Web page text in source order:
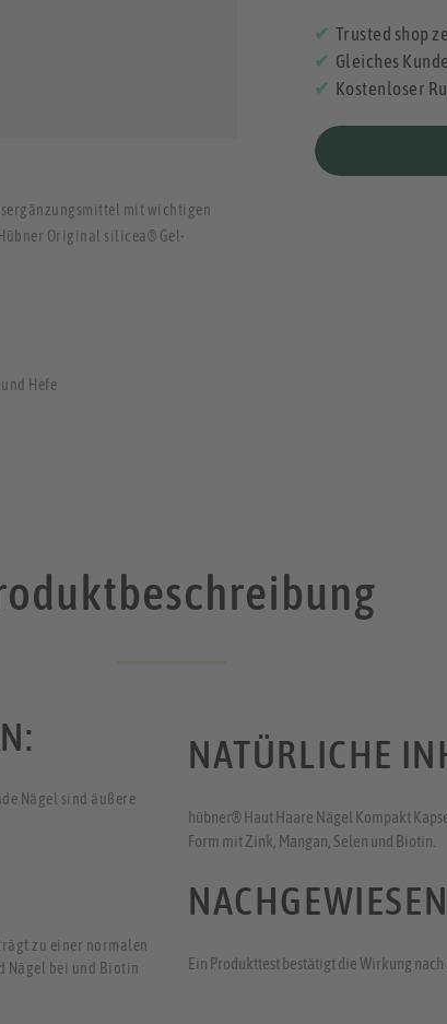
mit wichtigen
Original silicea® Gel-
Hefe
Trusted shop
Gleiches
Kostenloser
Nägel sind äußere
NATÜRLICHE
hübner® Haut Haare Nägel Kompakt
Form mit Zink, Mangan, Selen und Biotin.
zu einer normalen
Nägel bei und Biotin
Ein Produkttest bestätigt die Wirkung